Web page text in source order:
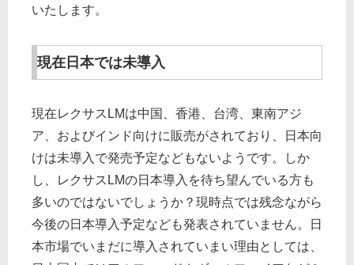
いたします。
現在日本では未導入
現在レクサスLMは中国、香港、台湾、東南アジ
ア、およびインド向けに販売がされており、日本向
けは未導入で発売予定などもないようです。しか
し、レクサスLMの日本導入を待ち望んでいる方も
多いのではないでしょうか？現時点では残念ながら
今後の日本導入予定なども発表されていません。日
本市場でいまだに導入されていまい理由としては、